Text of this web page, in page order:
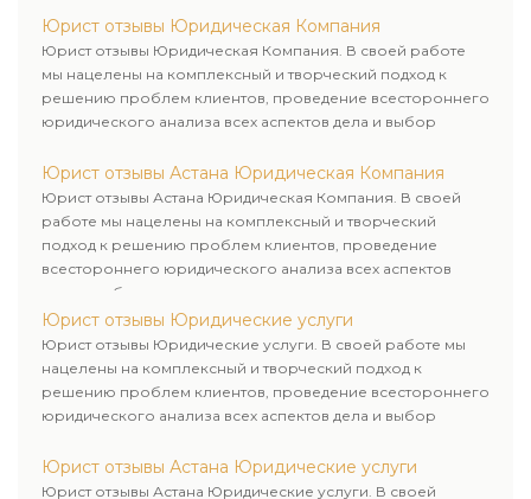
Юрист отзывы Юридическая Компания
Юрист отзывы Юридическая Компания. В своей работе
мы нацелены на комплексный и творческий подход к
решению проблем клиентов, проведение всестороннего
юридического анализа всех аспектов дела и выбор
Юрист отзывы Астана Юридическая Компания
Юрист отзывы Астана Юридическая Компания. В своей
работе мы нацелены на комплексный и творческий
подход к решению проблем клиентов, проведение
всестороннего юридического анализа всех аспектов
дела и выбор рационального пути для его успешного
завершения.
Юрист отзывы Юридические услуги
Юрист отзывы Юридические услуги. В своей работе мы
нацелены на комплексный и творческий подход к
решению проблем клиентов, проведение всестороннего
юридического анализа всех аспектов дела и выбор
Юрист отзывы Астана Юридические услуги
Юрист отзывы Астана Юридические услуги. В своей